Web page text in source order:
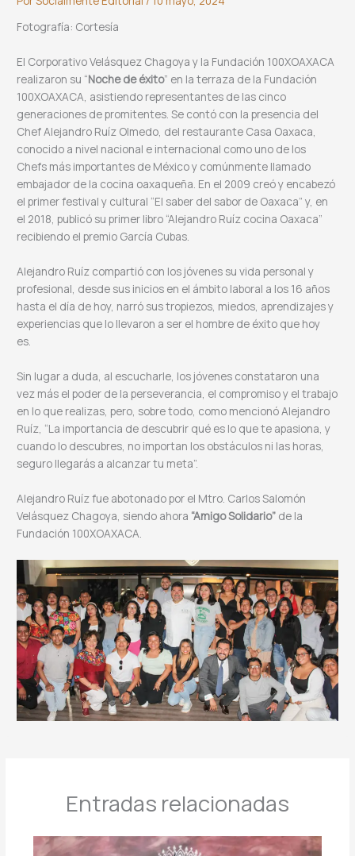
Fotografía: Cortesía
El Corporativo Velásquez Chagoya y la Fundación 100XOAXACA
realizaron su “Noche de éxito” en la terraza de la Fundación
100XOAXACA, asistiendo representantes de las cinco
generaciones de promitentes. Se contó con la presencia del
Chef Alejandro Ruíz Olmedo, del restaurante Casa Oaxaca,
conocido a nivel nacional e internacional como uno de los
Chefs más importantes de México y comúnmente llamado
embajador de la cocina oaxaqueña. En el 2009 creó y encabezó
el primer festival y cultural “El saber del sabor de Oaxaca” y, en
el 2018, publicó su primer libro “Alejandro Ruíz cocina Oaxaca”
recibiendo el premio García Cubas.
Alejandro Ruíz compartió con los jóvenes su vida personal y
profesional, desde sus inicios en el ámbito laboral a los 16 años
hasta el día de hoy, narró sus tropiezos, miedos, aprendizajes y
experiencias que lo llevaron a ser el hombre de éxito que hoy
es.
Sin lugar a duda, al escucharle, los jóvenes constataron una
vez más el poder de la perseverancia, el compromiso y el trabajo
en lo que realizas, pero, sobre todo, como mencionó Alejandro
Ruíz, “La importancia de descubrir qué es lo que te apasiona, y
cuando lo descubres, no importan los obstáculos ni las horas,
seguro llegarás a alcanzar tu meta”.
Alejandro Ruíz fue abotonado por el Mtro. Carlos Salomón
Velásquez Chagoya, siendo ahora “Amigo Solidario” de la
Fundación 100XOAXACA.
Entradas relacionadas